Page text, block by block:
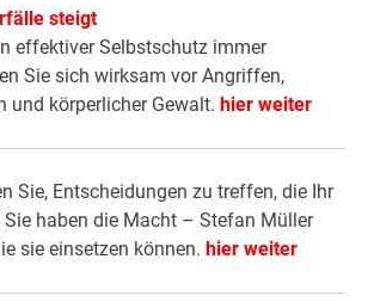
steigt
effektiver Selbstschutz immer
Sie sich wirksam vor Angriffen,
und körperlicher Gewalt. hier weiter
Sie, Entscheidungen zu treffen, die Ihr
Sie haben die Macht – Stefan Müller
sie einsetzen können. hier weiter